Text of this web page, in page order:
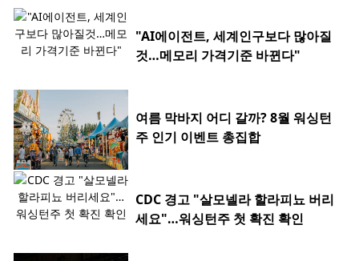
"AI에이전트, 세계인구보다 많아질
것…메모리 가격기준 바뀐다"
여름 막바지 어디 갈까? 8월 워싱턴
주 인기 이벤트 총집합
CDC 경고 "살모넬라 할라피뇨 버리
세요"…워싱턴주 첫 확진 확인